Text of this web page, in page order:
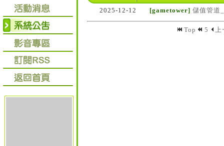
2025-12-12
[gametower] 儲值管道
Top 5 上